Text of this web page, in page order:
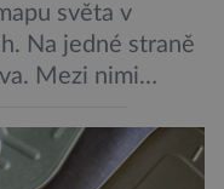
světa v
Na jedné straně
Mezi nimi
a miliony
A pak je tu